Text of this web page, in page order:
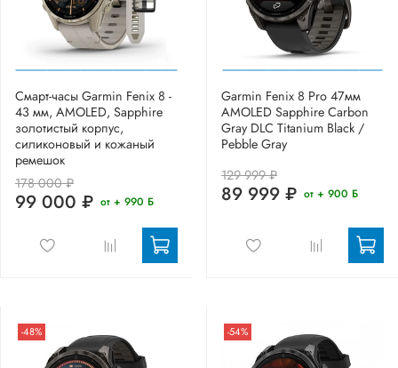
Смарт-часы Garmin Fenix 8 -
43 мм, AMOLED, Sapphire
золотистый корпус,
силиконовый и кожаный
ремешок
178 000 ₽
99 000 ₽ от + 990 Б
Garmin Fenix 8 Pro 47мм
AMOLED Sapphire Carbon
Gray DLC Titanium Black /
Pebble Gray
129 999 ₽
89 999 ₽ от + 900 Б
-48% -54%